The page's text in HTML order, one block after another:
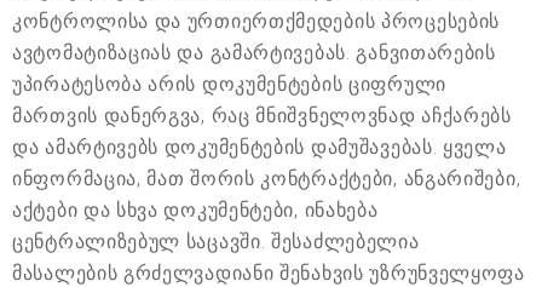
კონტროლისა და ურთიერთქმედების პროცესების
ავტომატიზაციას და გამარტივებას. განვითარების
უპირატესობა არის დოკუმენტების ციფრული
მართვის დანერგვა, რაც მნიშვნელოვნად აჩქარებს
და ამარტივებს დოკუმენტების დამუშავებას. ყველა
ინფორმაცია, მათ შორის კონტრაქტები, ანგარიშები,
აქტები და სხვა დოკუმენტები, ინახება
ცენტრალიზებულ საცავში. შესაძლებელია
მასალების გრძელვადიანი შენახვის უზრუნველყოფა